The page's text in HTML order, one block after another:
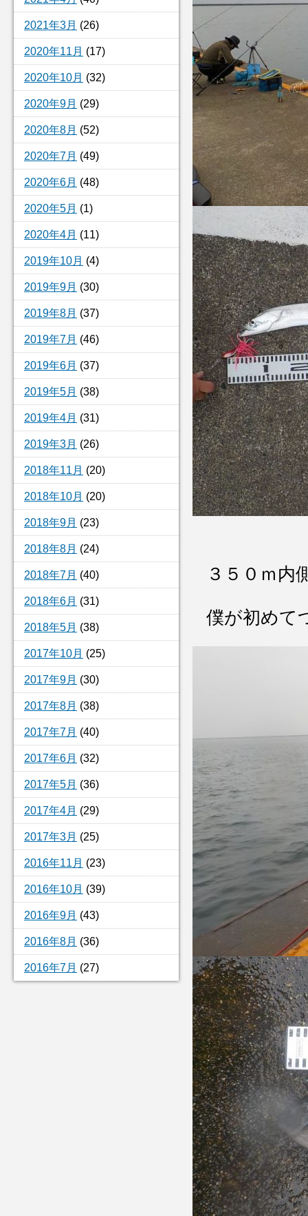
2021年3月 (26)
2020年11月 (17)
2020年10月 (32)
2020年9月 (29)
2020年8月 (52)
2020年7月 (49)
2020年6月 (48)
2020年5月 (1)
2020年4月 (11)
2019年10月 (4)
2019年9月 (30)
2019年8月 (37)
2019年7月 (46)
2019年6月 (37)
2019年5月 (38)
2019年4月 (31)
2019年3月 (26)
2018年11月 (20)
2018年10月 (20)
2018年9月 (23)
2018年8月 (24)
2018年7月 (40)
2018年6月 (31)
2018年5月 (38)
2017年10月 (25)
2017年9月 (30)
2017年8月 (38)
2017年7月 (40)
2017年6月 (32)
2017年5月 (36)
2017年4月 (29)
2017年3月 (25)
2016年11月 (23)
2016年10月 (39)
2016年9月 (43)
2016年8月 (36)
2016年7月 (27)
３５０ｍ
僕が初めて